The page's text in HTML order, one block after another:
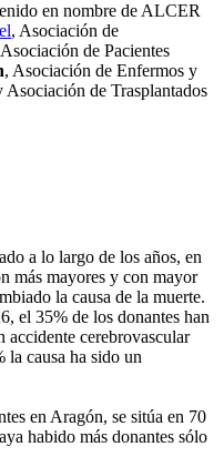
en nombre de ALCER
, Asociación de
de Pacientes
, Asociación de Enfermos y
Asociación de Trasplantados
a lo largo de los años, en
más mayores y con mayor
la causa de la muerte.
el 35% de los donantes han
accidente cerebrovascular
la causa ha sido un
en Aragón, se sitúa en 70
habido más donantes sólo